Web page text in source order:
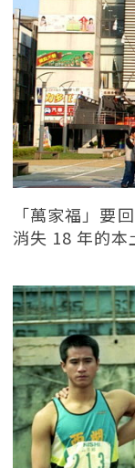
「萬家福」要
消失 18 年的本